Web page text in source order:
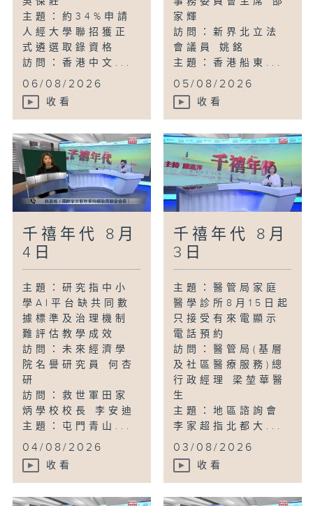
主題：約34%申請
人經大學聯招獲正
式遴選取錄資格
訪問：香港中文...
06/08/2026
收看
家輝
訪問：新界北立法
會議員 姚銘
主題：香港船東...
05/08/2026
收看
千禧年代 8月
4日
主題：研究指中小
學AI平台缺共同數
據標準及治理機制
難評估教學成效
訪問：未來經濟學
院名譽研究員 何杏
研
訪問：救世軍田家
炳學校校長 李安迪
主題：屯門青山...
04/08/2026
收看
千禧年代 8月
3日
主題：醫管局家庭
醫學診所8月15日起
只接受有來電顯示
電話預約
訪問：醫管局(基層
及社區醫療服務)總
行政經理 梁堃華醫
生
主題：地區諮詢會
李家超指北都大...
03/08/2026
收看